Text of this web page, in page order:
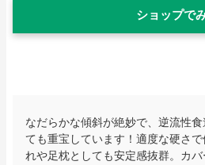
ショップで
なだらかな傾斜が絶妙で、逆流性
ても重宝しています！適度な硬さ
れや足枕としても安定感抜群。カ